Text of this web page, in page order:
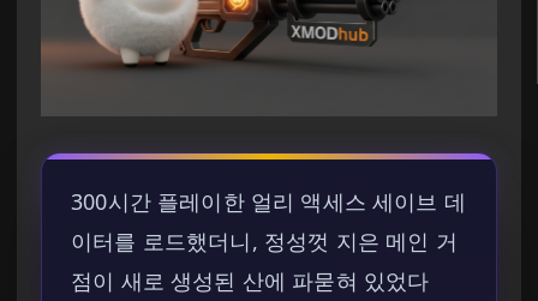
300시간 플레이한 얼리 액세스 세이브 데
이터를 로드했더니, 정성껏 지은 메인 거
점이 새로 생성된 산에 파묻혀 있었다